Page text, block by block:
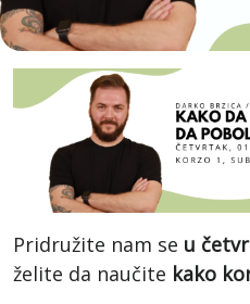
Pridružite nam se u
želite da naučite kako